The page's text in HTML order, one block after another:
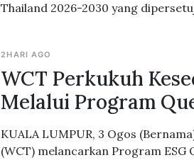
Thailand 2026-2030 yang
2HARI AGO
WCT Perkukuh
Melalui Program
KUALA LUMPUR, 3 Ogos
(WCT) melancarkan Program